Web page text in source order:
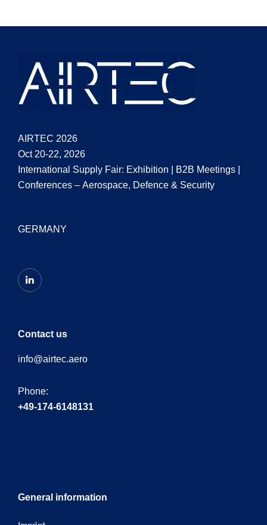
AIRTEC 2026
Oct 20-22, 2026
International Supply Fair: Exhibition | B2B Meetings |
Conferences – Aerospace, Defence & Security
GERMANY
Contact us
info@airtec.aero
Phone:
+49-174-6148131
General information